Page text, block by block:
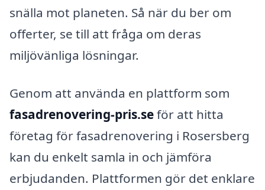
snälla mot planeten. Så när du ber om
offerter, se till att fråga om deras
miljövänliga lösningar.
Genom att använda en plattform som
fasadrenovering-pris.seför att hitta
företag för fasadrenovering i Rosersberg
kan du enkelt samla in och jämföra
erbjudanden. Plattformen gör det enklare